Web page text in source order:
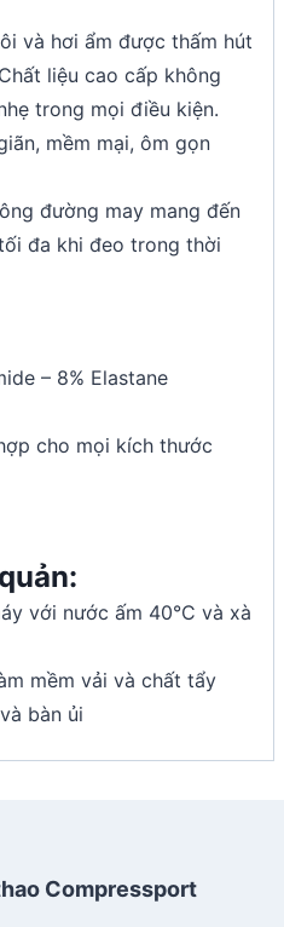
và hơi ẩm được thấm hút
liệu cao cấp không
trong mọi điều kiện.
mềm mại, ôm gọn
đường may mang đến
đa khi đeo trong thời
– 8% Elastane
cho mọi kích thước
với nước ấm 40°C và xà
mềm vải và chất tẩy
bàn ủi
Compressport